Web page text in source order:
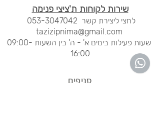
שירות לקוחות ת'ציצי פנימה
לחצי ליצירת קשר 053-3047042
tazizipnima@gmail.com
שעות פעילות בימים א' - ה' בין השעות 09:00-
16:00
סניפים